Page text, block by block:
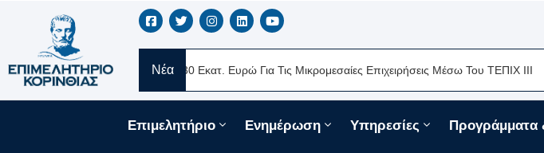
Νέα
Ελλάς Νέα Δάνεια 330 Εκατ. Ευρώ Για Τις Μικρομεσαίες Επιχειρήσεις Μέσω Του ΤΕΠΙΧ ΙΙΙ 5ο
Επιμελητήριο Ενημέρωση Υπηρεσίες Προγράμματα
EN